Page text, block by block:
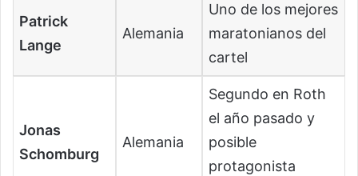
Patrick
Lange
Alemania
Uno de los mejores
maratonianos del
cartel
Jonas
Schomburg
Alemania
Segundo en Roth
el año pasado y
posible
protagonista